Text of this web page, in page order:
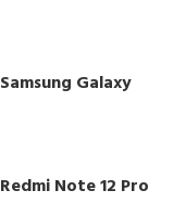
Galaxy
Note 12 Pro